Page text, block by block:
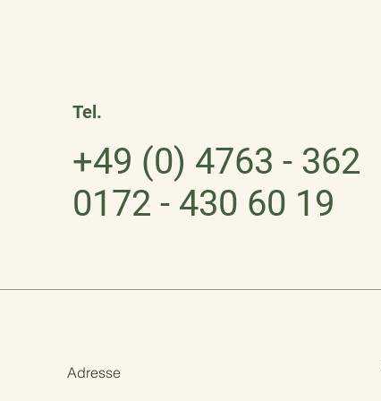
Tel.
+49 (0) 4763 - 362
0172 - 430 60 19
Adresse